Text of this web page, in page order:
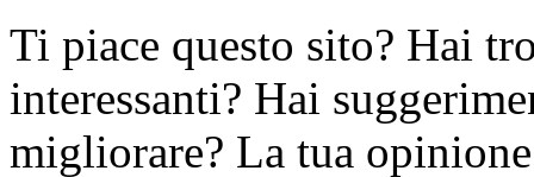
Ti piace questo sito? Hai
interessanti? Hai
migliorare? La tua